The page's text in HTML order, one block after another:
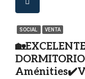
SOCIAL VENTA